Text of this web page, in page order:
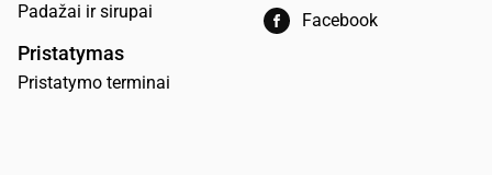
Padažai ir sirupai
Pristatymas
Pristatymo terminai
Facebook